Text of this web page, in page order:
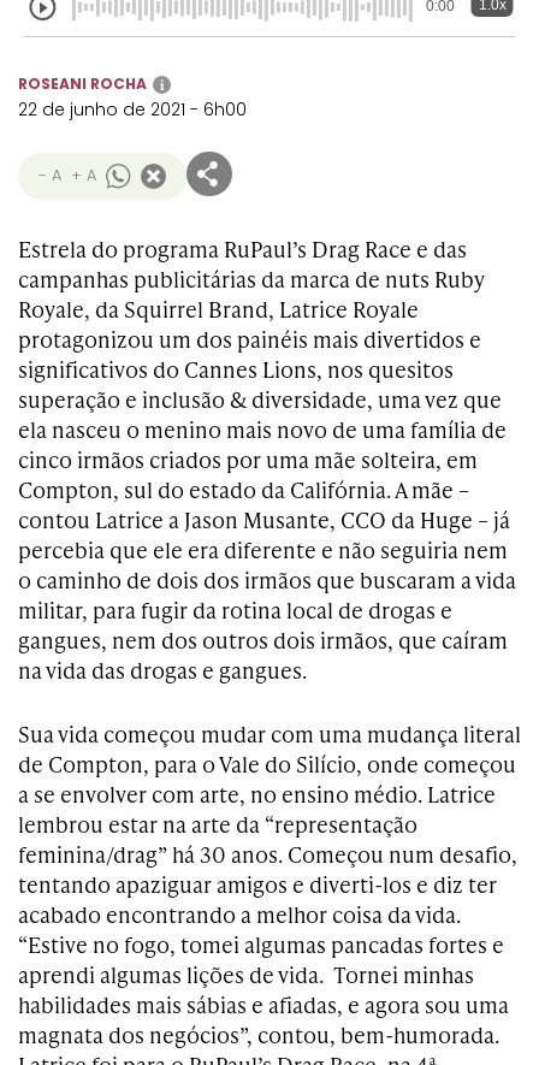
Transformation
Creative
Creative Data
Creative
Effectiveness
Strategy
Entertainment
Entertainment
Film
Media
Creative Brand
Creative
Business
Creative
Commerce
Entertainment
Entertainment
for Gaming
Entertainment
for Music
for Sport
Innovation
Goals
Titanium
0:00 1.0x
ROSEANI ROCHA i
22 de junho de 2021 - 6h00
- A + A
Estrela do programa RuPaul’s Drag Race e das
campanhas publicitárias da marca de nuts Ruby
Royale, da Squirrel Brand, Latrice Royale
protagonizou um dos painéis mais divertidos e
significativos do Cannes Lions, nos quesitos
superação e inclusão & diversidade, uma vez que
ela nasceu o menino mais novo de uma família de
cinco irmãos criados por uma mãe solteira, em
Compton, sul do estado da Califórnia. A mãe –
contou Latrice a Jason Musante, CCO da Huge – já
percebia que ele era diferente e não seguiria nem
o caminho de dois dos irmãos que buscaram a vida
militar, para fugir da rotina local de drogas e
gangues, nem dos outros dois irmãos, que caíram
na vida das drogas e gangues.
Sua vida começou mudar com uma mudança literal
de Compton, para o Vale do Silício, onde começou
a se envolver com arte, no ensino médio. Latrice
lembrou estar na arte da “representação
feminina/drag” há 30 anos. Começou num desafio,
tentando apaziguar amigos e diverti-los e diz ter
acabado encontrando a melhor coisa da vida.
“Estive no fogo, tomei algumas pancadas fortes e
aprendi algumas lições de vida. Tornei minhas
habilidades mais sábias e afiadas, e agora sou uma
magnata dos negócios”, contou, bem-humorada.